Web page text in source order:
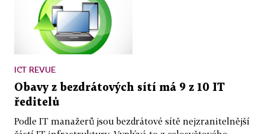
ICT REVUE
Obavy z bezdrátových sítí má 9 z 10 IT
ředitelů
Podle IT manažerů jsou bezdrátové sítě nejzranitelnější